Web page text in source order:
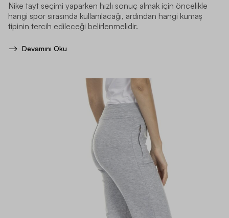
Nike tayt seçimi yaparken hızlı sonuç almak için öncelikle
hangi spor sırasında kullanılacağı, ardından hangi kumaş
tipinin tercih edileceği belirlenmelidir.
Devamını Oku